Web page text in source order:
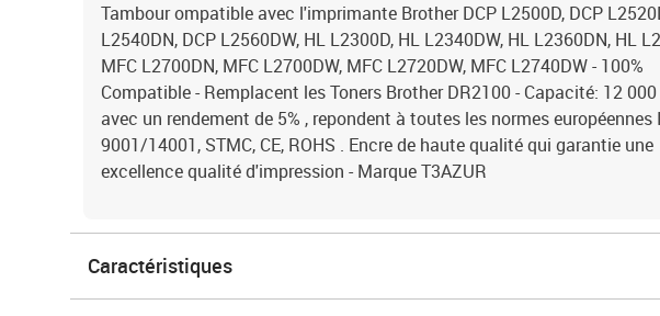
Tambour ompatible avec l'imprimante Brother DCP L2500D, DCP
L2540DN, DCP L2560DW, HL L2300D, HL L2340DW, HL L2360DN, HL
MFC L2700DN, MFC L2700DW, MFC L2720DW, MFC L2740DW - 100%
Compatible - Remplacent les Toners Brother DR2100 - Capacité: 12
avec un rendement de 5% , repondent à toutes les normes européennes
9001/14001, STMC, CE, ROHS . Encre de haute qualité qui garantie une
excellence qualité d'impression - Marque T3AZUR
Caractéristiques